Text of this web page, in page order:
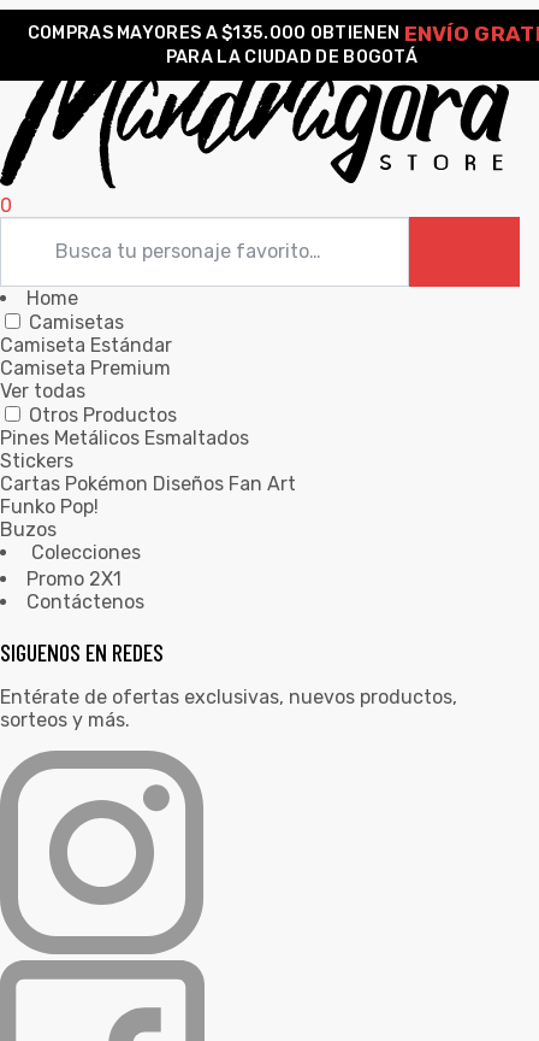
COMPRAS MAYORES A $135.000 OBTIENEN ENVÍO
PARA LA CIUDAD DE BOGOTÁ
0
Home
Camisetas
Camiseta Estándar
Camiseta Premium
Ver todas
Otros Productos
Pines Metálicos Esmaltados
Stickers
Cartas Pokémon Diseños Fan Art
Funko Pop!
Buzos
Colecciones
Promo 2X1
Contáctenos
SIGUENOS EN REDES
Entérate de ofertas exclusivas, nuevos productos,
sorteos y más.